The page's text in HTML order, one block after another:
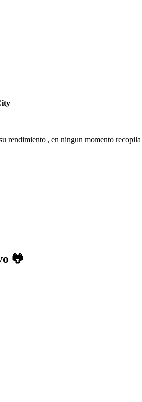
rendimiento , en ningun momento
🐸